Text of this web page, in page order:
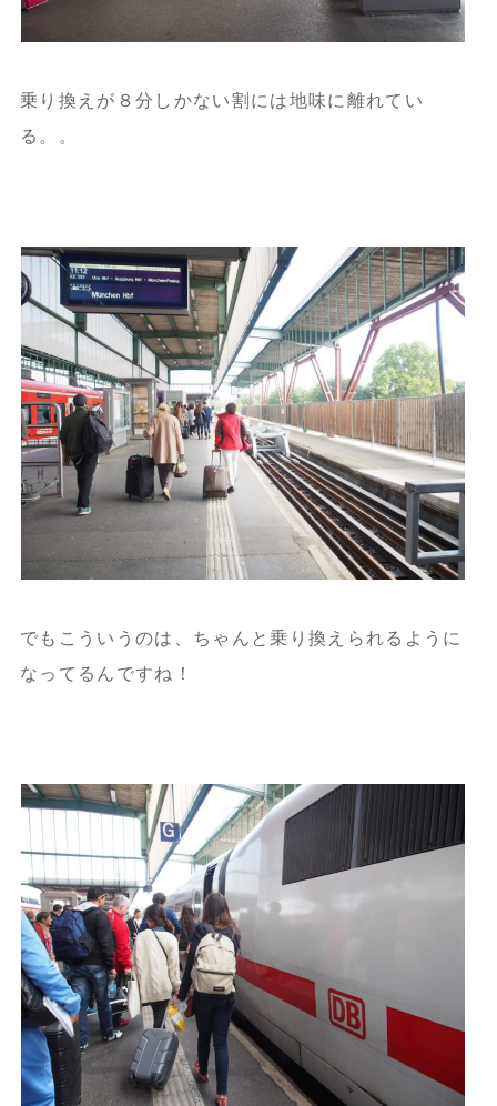
乗り換えが８分しかない割には地味に離れてい
る。。
でもこういうのは、ちゃんと乗り換えられるように
なってるんですね！